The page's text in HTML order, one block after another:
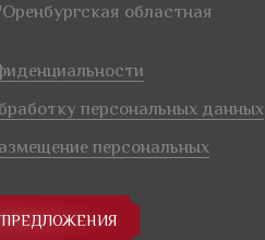
областная
персональных данных
персональных